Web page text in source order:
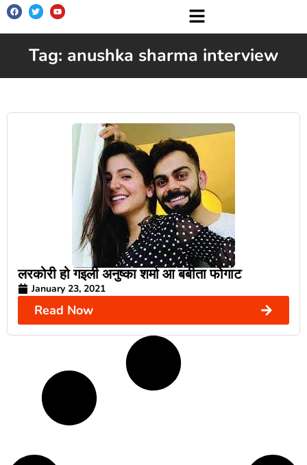
Tag: anushka sharma interview
लरकोरी हो गइली अनुष्का शर्मा आ बबीता फोगाट
January 23, 2021
Read Now